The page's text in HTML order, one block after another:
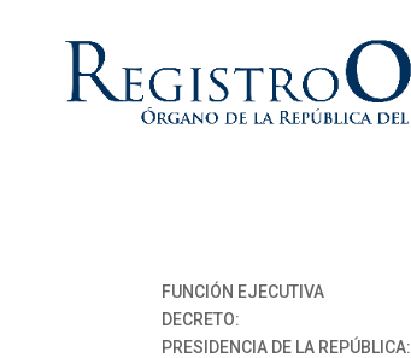
FUNCIÓN EJECUTIVA
DECRETO:
PRESIDENCIA DE LA REPÚBLICA: